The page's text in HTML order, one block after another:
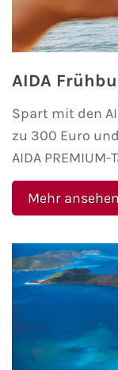
AIDA
Spart mit den
zu 300 Euro
AIDA PREMIUM-
Mehr